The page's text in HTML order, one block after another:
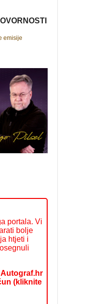
emisije
portala. Vi
bolje
htjeti i
(kliknite